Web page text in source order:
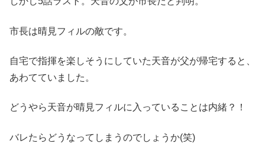
市長は晴見フィルの敵です。
自宅で指揮を楽しそうにしていた天音が父が帰宅すると、
あわてていました。
どうやら天音が晴見フィルに入っていることは内緒？！
バレたらどうなってしまうのでしょうか(笑)